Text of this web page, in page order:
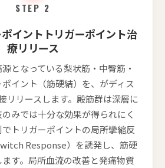
STEP 2
イントトリガーポイント治
療リリース
となっている梨状筋・中臀筋・
イント（筋硬結）を、がディス
リリースします。殿筋群は深層に
みでは十分な効果が得られにく
トリガーポイントの局所攣縮反
Response）を誘発し、筋硬
す。局所血流の改善と発痛物質